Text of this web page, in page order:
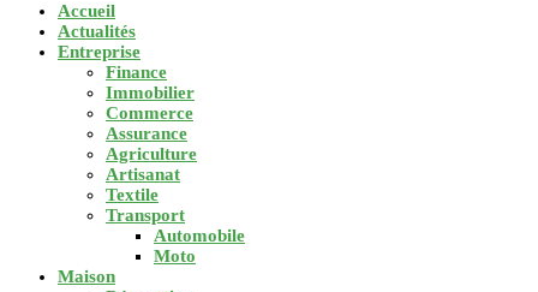
Accueil
Actualités
Entreprise
Finance
Immobilier
Commerce
Assurance
Agriculture
Artisanat
Textile
Transport
Automobile
Moto
Maison